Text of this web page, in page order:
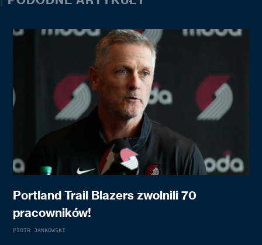
Portland Trail Blazers zwolnili 70
pracowników!
PIOTR JANKOWSKI